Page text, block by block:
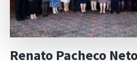
e
Câmara
de
Internacional
Renato Pacheco